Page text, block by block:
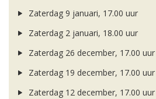
Zaterdag 9 januari, 17.00 uur
Zaterdag 2 januari, 18.00 uur
Zaterdag 26 december, 17.00 uur
Zaterdag 19 december, 17.00 uur
Zaterdag 12 december, 17.00 uur